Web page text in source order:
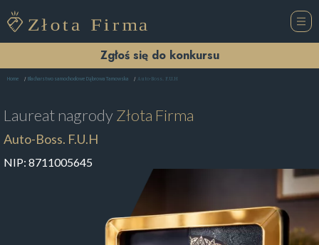
Zgłoś się do konkursu
Home Blacharstwo samochodowe Dąbrowa Tarnowska Auto-Boss. F.U.H
Laureat nagrodyZłota Firma
Auto-Boss. F.U.H
NIP: 8711005645